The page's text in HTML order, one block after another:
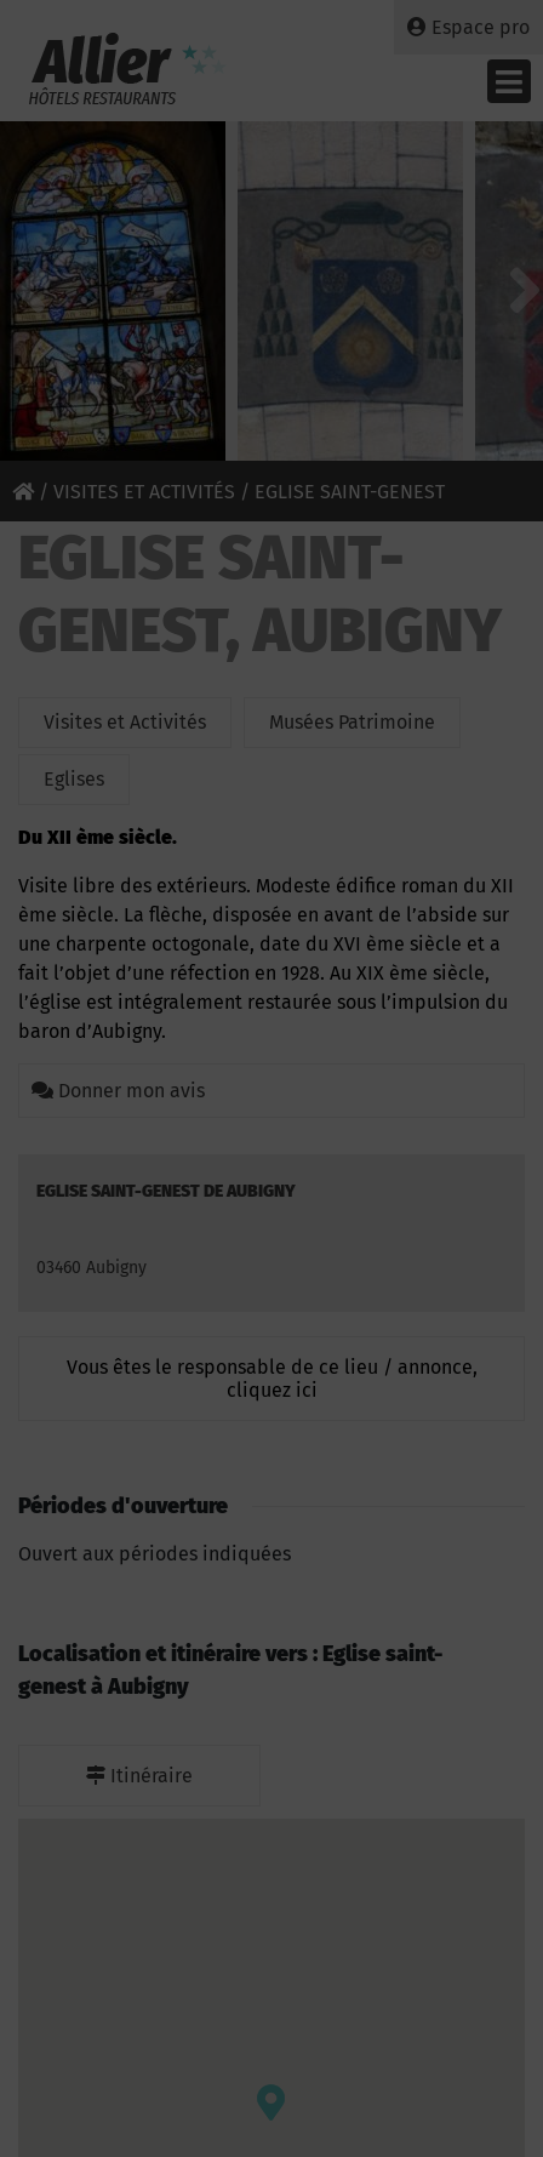
Espace pro
/ VISITES ET ACTIVITÉS / EGLISE SAINT-GENEST
EGLISE SAINT-
GENEST, AUBIGNY
Visites et Activités Musées Patrimoine
Eglises
du XII ème siècle.
Visite libre des extérieurs. Modeste édifice roman du XII
ème siècle. La flèche, disposée en avant de l’abside sur
une charpente octogonale, date du XVI ème siècle et a
fait l’objet d’une réfection en 1928. Au XIX ème siècle,
l’église est intégralement restaurée sous l’impulsion du
baron d’Aubigny.
Donner mon avis
EGLISE SAINT-GENEST DE AUBIGNY
03460 Aubigny
Vous êtes le responsable de ce lieu / annonce,
cliquez ici
Périodes d'ouverture
Ouvert aux périodes indiquées
Localisation et itinéraire vers : Eglise saint-
genest à Aubigny
Itinéraire